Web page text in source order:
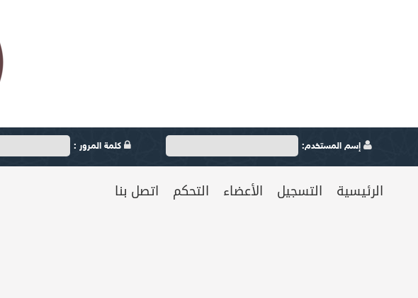
إسم المستخدم: كلمة المرور :
الرئيسية التسجيل الأعضاء التحكم اتصل بنا